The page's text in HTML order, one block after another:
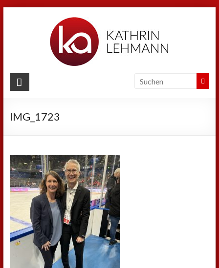
Kathrin
Sport
Privat
IMG_1723